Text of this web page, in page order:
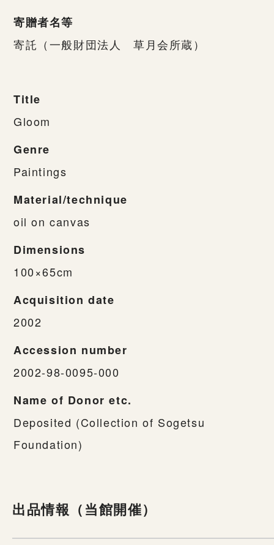
寄贈者名等
寄託（一般財団法人 草月会所蔵）
Title
Gloom
Genre
Paintings
Material/technique
oil on canvas
Dimensions
100×65cm
Acquisition date
2002
Accession number
2002-98-0095-000
Name of Donor etc.
Deposited (Collection of Sogetsu
Foundation)
出品情報（当館開催）